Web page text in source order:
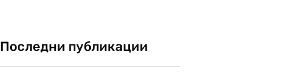
Последни публикации